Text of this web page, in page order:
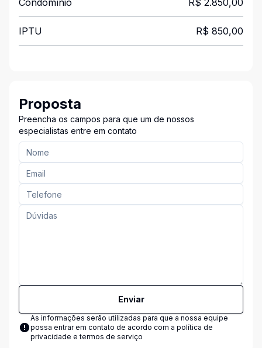
Condomínio R$ 2.850,00
IPTU R$ 850,00
Proposta
Preencha os campos para que um de nossos
especialistas entre em contato
Enviar
As informações serão utilizadas para que a nossa equipe
possa entrar em contato de acordo com a política de
privacidade e termos de serviço